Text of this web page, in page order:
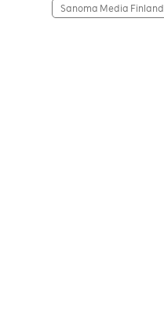
Sanoma Media Finland